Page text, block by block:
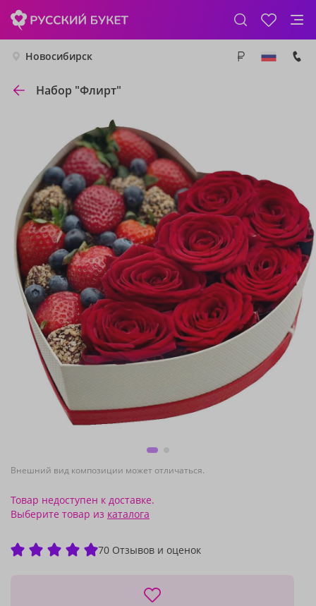
Новосибирск
Набор "Флирт"
Внешний вид композиции может отличаться.
Товар недоступен к доставке.
Выберите товар из каталога
70 Отзывов и оценок